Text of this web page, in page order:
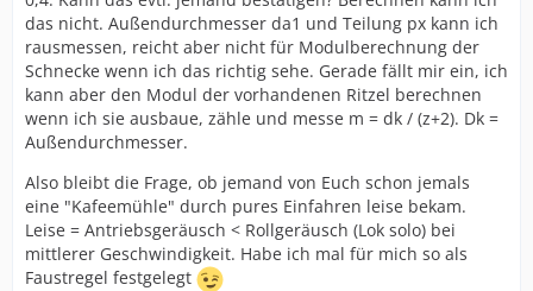
das nicht. Außendurchmesser da1 und Teilung px kann ich
rausmessen, reicht aber nicht für Modulberechnung der
Schnecke wenn ich das richtig sehe. Gerade fällt mir ein, ich
kann aber den Modul der vorhandenen Ritzel berechnen
wenn ich sie ausbaue, zähle und messe m = dk / (z+2). Dk =
Außendurchmesser.
Also bleibt die Frage, ob jemand von Euch schon jemals
eine "Kafeemühle" durch pures Einfahren leise bekam.
Leise = Antriebsgeräusch < Rollgeräusch (Lok solo) bei
mittlerer Geschwindigkeit. Habe ich mal für mich so als
Faustregel festgelegt